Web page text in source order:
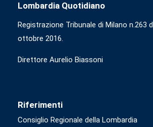
Lombardia Quotidiano
Registrazione Tribunale di Milano n.263
ottobre 2016.
Direttore Aurelio Biassoni
Riferimenti
Consiglio Regionale della Lombardia